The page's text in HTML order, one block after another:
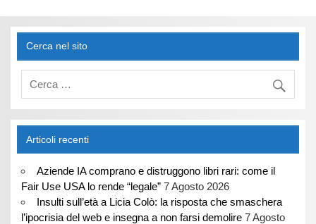
Cerca nel sito
Articoli recenti
Aziende IA comprano e distruggono libri rari: come il
Fair Use USA lo rende “legale” 7 Agosto 2026
Insulti sull’età a Licia Colò: la risposta che smaschera
l’ipocrisia del web e insegna a non farsi demolire 7 Agosto